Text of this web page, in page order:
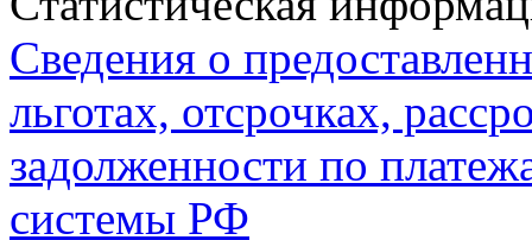
Сведения о
льготах, отсрочках,
задолженности по
системы РФ